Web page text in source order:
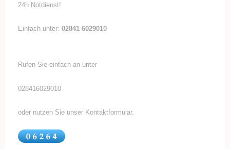
24h Notdienst!
Einfach unter: 02841 6029010
Rufen Sie einfach an unter
028416029010
oder nutzen Sie unser Kontaktformular.